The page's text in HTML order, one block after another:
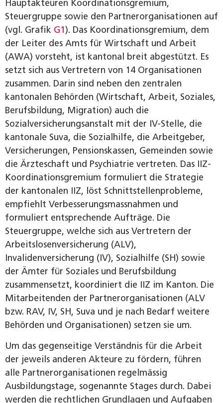
Hauptakteuren Koordinationsgremium,
Steuergruppe sowie den Partnerorganisationen auf
(vgl. Grafik G1). Das Koordinationsgremium, dem
der Leiter des Amts für Wirtschaft und Arbeit
(AWA) vorsteht, ist kantonal breit abgestützt. Es
setzt sich aus Vertretern von 14 Organisationen
zusammen. Darin sind neben den zentralen
kantonalen Behörden (Wirtschaft, Arbeit, Soziales,
Berufsbildung, Migration) auch die
Sozialversicherungsanstalt mit der IV-Stelle, die
kantonale Suva, die Sozial­hilfe, die Arbeitgeber,
Versicherungen, Pensionskassen, Gemeinden sowie
die Ärzteschaft und Psychiatrie vertreten. Das IIZ-
Koordinationsgremium formuliert die Strategie
der kantonalen IIZ, löst Schnittstellenprobleme,
empfiehlt Verbesserungsmassnahmen und
formuliert entsprechende Aufträge. Die
Steuergruppe, welche sich aus Vertretern der
Arbeitslosenversicherung (ALV),
Invalidenversicherung (IV), Sozialhilfe (SH) sowie
der Ämter für Soziales und Berufsbildung
zusammensetzt, koordiniert die IIZ im Kanton. Die
Mitarbeitenden der Partnerorganisationen (ALV
bzw. RAV, IV, SH, Suva und je nach Bedarf weitere
Behörden und Organisationen) setzen sie um.
Um das gegenseitige Verständnis für die Arbeit
der jeweils anderen Akteure zu fördern, führen
alle Partnerorganisationen regelmässig
Ausbildungstage, sogenannte Stages durch. Dabei
werden die rechtlichen Grundlagen und Aufgaben